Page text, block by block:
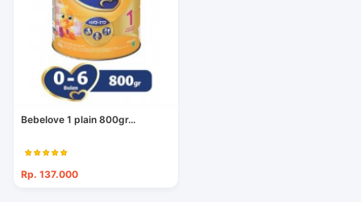
Bebelove 1 plain 800gr...
Rp. 137.000